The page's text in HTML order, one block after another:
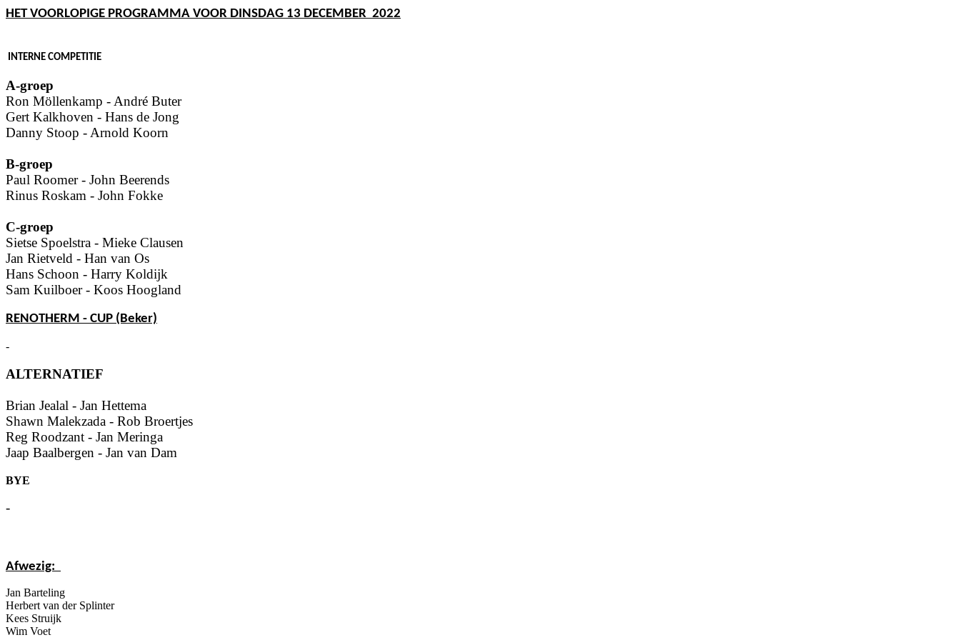
HET VOORLOPIGE PROGRAMMA VOOR DINSDAG 13 DECEMBER 2022
INTERNE COMPETITIE
A-groep
Ron Möllenkamp - André Buter
Gert Kalkhoven - Hans de Jong
Danny Stoop - Arnold Koorn
B-groep
Paul Roomer - John Beerends
Rinus Roskam - John Fokke
C-groep
Sietse Spoelstra - Mieke Clausen
Jan Rietveld - Han van Os
Hans Schoon - Harry Koldijk
Sam Kuilboer - Koos Hoogland
RENOTHERM - CUP (Beker)
-
ALTERNATIEF
Brian Jealal - Jan Hettema
Shawn Malekzada - Rob Broertjes
Reg Roodzant - Jan Meringa
Jaap Baalbergen - Jan van Dam
BYE
-
Afwezig:
Jan Barteling
Herbert van der Splinter
Kees Struijk
Wim Voet